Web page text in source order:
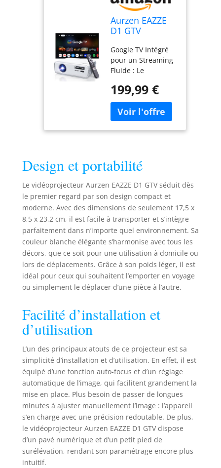
Aurzen EAZZE
D1 GTV
avec Google TV
Google TV Intégré
pour un Streaming
Fluide : Le
intelligent D1G
intègre Google TV
directement sur
votre grand écran,
donnant accès à
NetfIix, YouTube,
ainsi que les rares
Disney+ et Hulu
entièrement
certifiés — un
privilège que peu
de projecteurs
offrent. Aucun
boîtier de
streaming
supplémentaire
n’est nécessaire.
Profitez de plus de
gratuites dès la
sortie de
streaming premium
sans tracas
Écosystème Google
pour une
Expérience
Intelligente et
Simplifiée : Avec
Google TV,
bénéficiez de
Recommandations
Personnalisées
199,99 €
Design et portabilité
Le vidéoprojecteur Aurzen EAZZE D1 GTV séduit dès
le premier regard par son design compact et
moderne. Avec des dimensions de seulement 17,5 x
8,5 x 23,2 cm, il est facile à transporter et s’intègre
parfaitement dans n’importe quel environnement. Sa
couleur blanche élégante s’harmonise avec tous les
décors, que ce soit pour une utilisation à domicile ou
lors de déplacements. Grâce à son poids léger, il est
idéal pour ceux qui souhaitent l’emporter en voyage
ou simplement le déplacer d’une pièce à l’autre.
Facilité d’installation et
d’utilisation
L’un des principaux atouts de ce projecteur est sa
simplicité d’installation et d’utilisation. En effet, il est
équipé d’une fonction auto-focus et d’un réglage
automatique de l’image, qui facilitent grandement la
mise en place. Plus besoin de passer de longues
minutes à ajuster manuellement l’image : l’appareil
s’en charge avec une précision redoutable. De plus,
le vidéoprojecteur Aurzen EAZZE D1 GTV dispose
d’un pavé numérique et d’un petit pied de
surélévation, rendant son paramétrage encore plus
intuitif.